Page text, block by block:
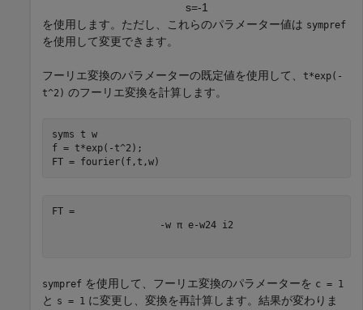
s=-1
を使用します。ただし、これらのパラメーター値は sympref
を使用して変更できます。
フーリエ変換のパラメーターの既定値を使用して、 t*exp(-
t^2) のフーリエ変換を計算します。
syms t w
f = t*exp(-t^2);
FT = fourier(f,t,w)
-w π e-w24 i2
sympref を使用して、フーリエ変換のパラメーターを c = 1
と s = 1 に変更し、変換を再計算します。結果が変わりま